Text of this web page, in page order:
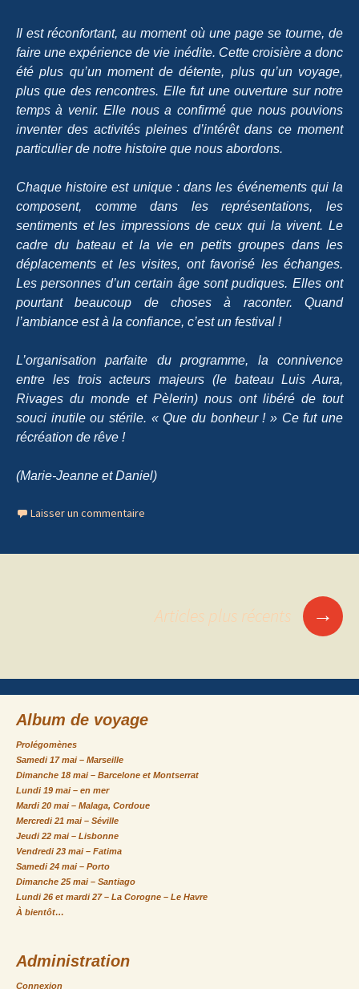
Il est réconfortant, au moment où une page se tourne, de
faire une expérience de vie inédite. Cette croisière a donc
été plus qu’un moment de détente, plus qu’un voyage,
plus que des rencontres. Elle fut une ouverture sur notre
temps à venir. Elle nous a confirmé que nous pouvions
inventer des activités pleines d’intérêt dans ce moment
particulier de notre histoire que nous abordons.
Chaque histoire est unique : dans les événements qui la
composent, comme dans les représentations, les
sentiments et les impressions de ceux qui la vivent. Le
cadre du bateau et la vie en petits groupes dans les
déplacements et les visites, ont favorisé les échanges.
Les personnes d’un certain âge sont pudiques. Elles ont
pourtant beaucoup de choses à raconter. Quand
l’ambiance est à la confiance, c’est un festival !
L’organisation parfaite du programme, la connivence
entre les trois acteurs majeurs (le bateau Luis Aura,
Rivages du monde et Pèlerin) nous ont libéré de tout
souci inutile ou stérile. « Que du bonheur ! » Ce fut une
récréation de rêve !
(Marie-Jeanne et Daniel)
Laisser un commentaire
Navigation
des
articles
Articles plus récents →
Album de voyage
Prolégomènes
Samedi 17 mai – Marseille
Dimanche 18 mai – Barcelone et Montserrat
Lundi 19 mai – en mer
Mardi 20 mai – Malaga, Cordoue
Mercredi 21 mai – Séville
Jeudi 22 mai – Lisbonne
Vendredi 23 mai – Fatima
Samedi 24 mai – Porto
Dimanche 25 mai – Santiago
Lundi 26 et mardi 27 – La Corogne – Le Havre
À bientôt…
Administration
Connexion